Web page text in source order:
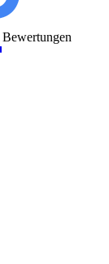
Bewertungen